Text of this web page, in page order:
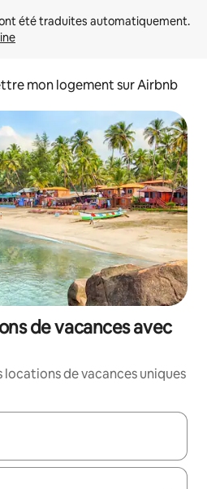
mon logement sur Airbnb
de vacances avec
locations de vacances uniques
utilisez les flèches vers le